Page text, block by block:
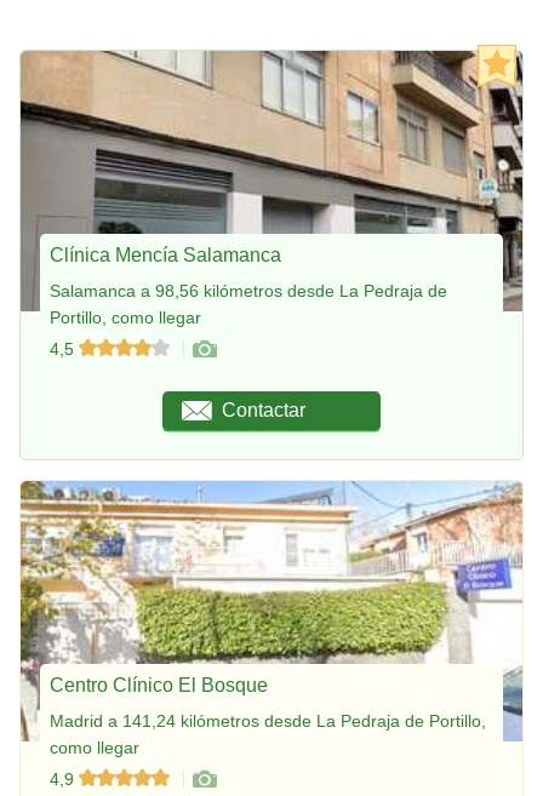
Clínica Mencía Salamanca
Salamanca a 98,56 kilómetros desde La Pedraja de
Portillo, como llegar
4,5
Contactar
Centro Clínico El Bosque
Madrid a 141,24 kilómetros desde La Pedraja de Portillo,
como llegar
4,9